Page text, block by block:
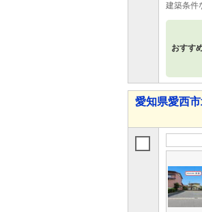
建築条件
おすす
愛知県愛西